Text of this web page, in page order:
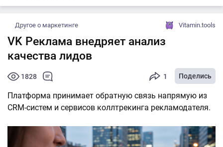
Другое о маркетинге Vitamin.tools
VK Реклама внедряет анализ
качества лидов
1828 1 Поделись
Платформа принимает обратную связь напрямую из
CRM-систем и сервисов коллтрекинга рекламодателя.